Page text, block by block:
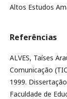
Altos Estudos
Referências
ALVES, Taíses
Comunicação
1999.
Faculdade de